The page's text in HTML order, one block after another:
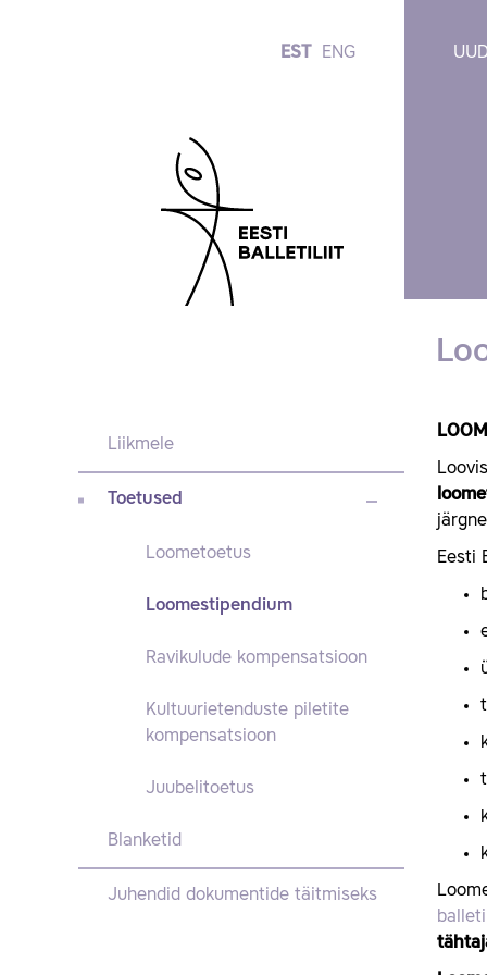
EST ENG
Liikmele
Toetused
Loometoetus
Loomestipendium
Ravikulude kompensatsioon
Kultuurietenduste piletite
kompensatsioon
Juubelitoetus
Blanketid
Juhendid dokumentide täitmiseks
Eesti